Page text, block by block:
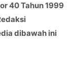
40 Tahun 1999
dibawah ini